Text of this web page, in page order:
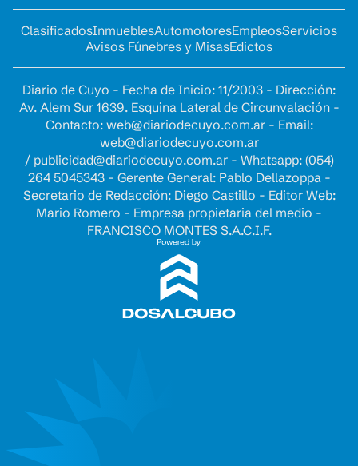
ClasificadosInmueblesAutomotoresEmpleosServicios
Avisos Fúnebres y MisasEdictos
Diario de Cuyo - Fecha de Inicio: 11/2003 - Dirección:
Av. Alem Sur 1639. Esquina Lateral de Circunvalación -
Contacto: web@diariodecuyo.com.ar- Email:
web@diariodecuyo.com.ar
/ publicidad@diariodecuyo.com.ar- Whatsapp: (054)
264 5045343 - Gerente General: Pablo Dellazoppa -
Secretario de Redacción: Diego Castillo - Editor Web:
Mario Romero - Empresa propietaria del medio -
FRANCISCO MONTES S.A.C.I.F.